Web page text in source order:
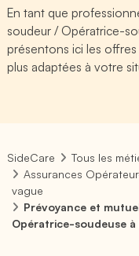
En tant que
soudeur / Opératrice-
présentons ici les
plus adaptées à votre
SideCare
Tous les
Assurances
vague
Prévoyance et
Opératrice-soudeuse à